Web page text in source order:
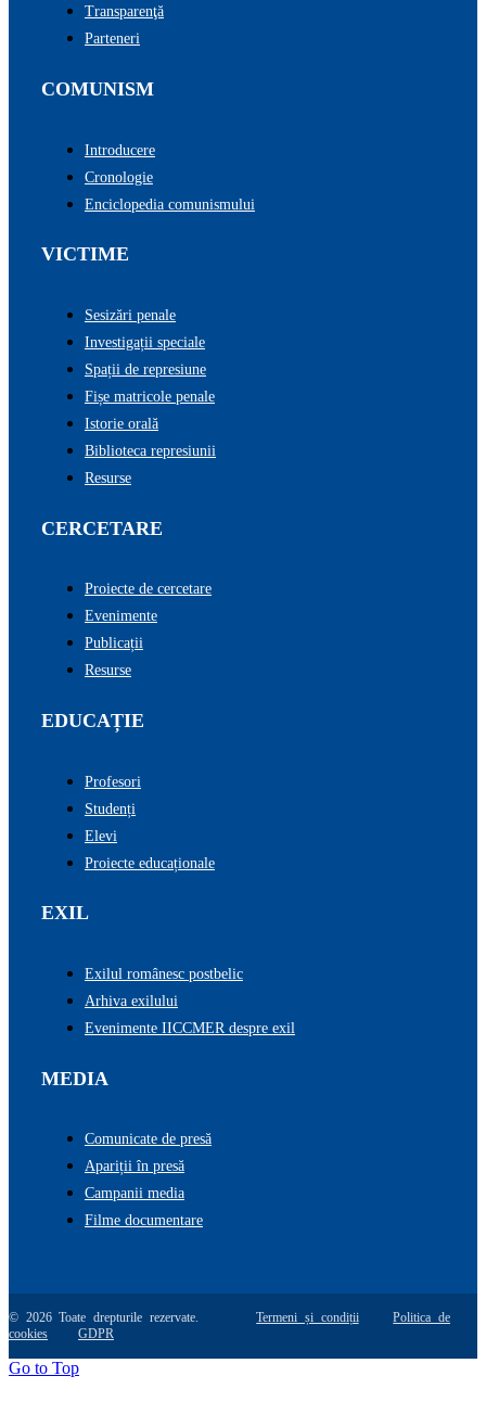
Transparenţă
Parteneri
COMUNISM
Introducere
Cronologie
Enciclopedia comunismului
VICTIME
Sesizări penale
Investigații speciale
Spații de represiune
Fișe matricole penale
Istorie orală
Biblioteca represiunii
Resurse
CERCETARE
Proiecte de cercetare
Evenimente
Publicații
Resurse
EDUCAȚIE
Profesori
Studenți
Elevi
Proiecte educaționale
EXIL
Exilul românesc postbelic
Arhiva exilului
Evenimente IICCMER despre exil
MEDIA
Comunicate de presă
Apariții în presă
Campanii media
Filme documentare
© 2026 Toate drepturile rezervate.Termeni și condiții
Politica de
cookies
GDPR
Go to Top